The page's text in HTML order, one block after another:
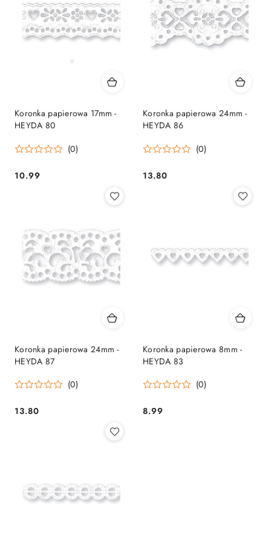
Koronka papierowa 17mm -
HEYDA 80
(0)
Cena:
10.99
Koronka papierowa 24mm -
HEYDA 86
(0)
Cena:
13.80
Koronka papierowa 24mm -
HEYDA 87
(0)
Cena:
13.80
Koronka papierowa 8mm -
HEYDA 83
(0)
Cena:
8.99